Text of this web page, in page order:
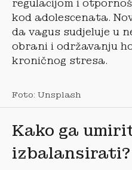
regulacijom i
kod adolescenata.
da vagus sudjeluje u
obrani i održavanju
kroničnog stresa.
Foto: Unsplash
Kako ga
izbalansirati?